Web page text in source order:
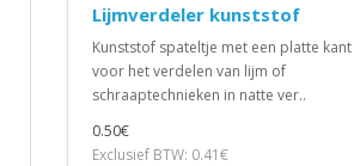
Lijmverdeler kunststof
Kunststof spateltje met een platte kant
voor het verdelen van lijm of
schraaptechnieken in natte ver..
0.50€
Exclusief BTW: 0.41€